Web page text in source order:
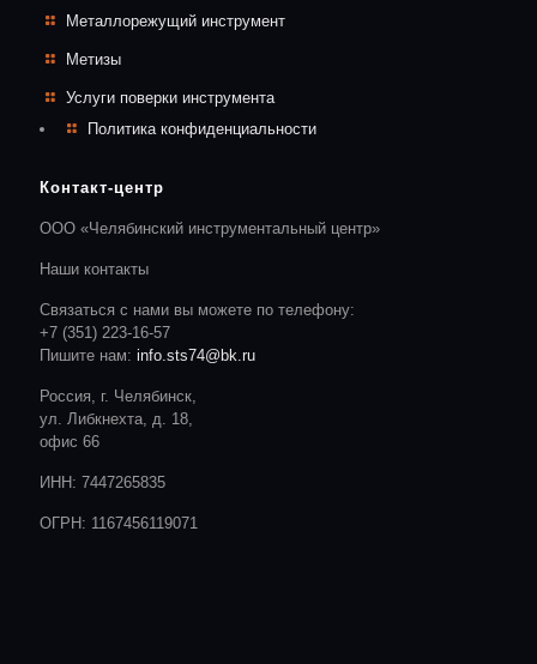
Металлорежущий инструмент
Метизы
Услуги поверки инструмента
Политика конфиденциальности
Контакт-центр
ООО «Челябинский инструментальный центр»
Наши контакты
Связаться с нами вы можете по телефону:
+7 (351) 223-16-57
Пишите нам: info.sts74@bk.ru
Россия, г. Челябинск,
ул. Либкнехта, д. 18,
офис 66
ИНН: 7447265835
ОГРН: 1167456119071